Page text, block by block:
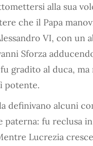
alla sua
che il Papa
VI, con un
Sforza
gradito al duca,
potente.
definivano alcuni
paterna: fu reclusa
Lucrezia